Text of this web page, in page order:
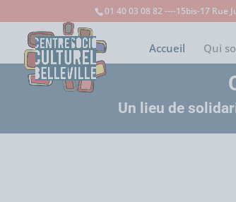
01 40 03 08 82 ----15bis-17 Rue
Accueil Qui
Un lieu de